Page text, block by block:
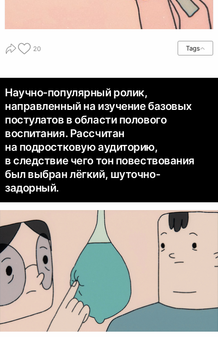
20 Tags
Научно-популярный ролик,
направленный на изучение базовых
постулатов в области полового
воспитания. Рассчитан
на подростковую аудиторию,
в следствие чего тон повествования
был выбран лёгкий, шуточно-
задорный.